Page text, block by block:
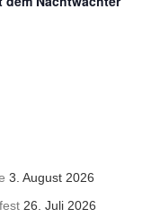
3. August 2026
26. Juli 2026